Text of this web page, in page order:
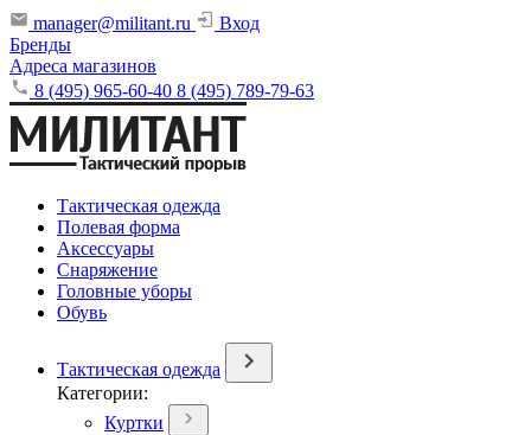
manager@militant.ru
Вход
Бренды
Адреса магазинов
8 (495) 965-60-40 8 (495) 789-79-63
Тактическая одежда
Полевая форма
Аксессуары
Снаряжение
Головные уборы
Обувь
Тактическая одежда
Категории:
Куртки